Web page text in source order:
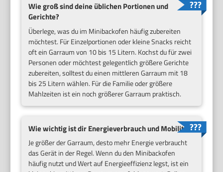
Wie groß sind deine üblichen Portionen und
Gerichte?
Überlege, was du im Minibackofen häufig zubereiten
möchtest. Für Einzelportionen oder kleine Snacks reicht
oft ein Garraum von 10 bis 15 Litern. Kochst du für zwei
Personen oder möchtest gelegentlich größere Gerichte
zubereiten, solltest du einen mittleren Garraum mit 18
bis 25 Litern wählen. Für die Familie oder größere
Mahlzeiten ist ein noch größerer Garraum praktisch.
Wie wichtig ist dir Energieverbrauch und Mobilität?
Je größer der Garraum, desto mehr Energie verbraucht
das Gerät in der Regel. Wenn du den Minibackofen
häufig nutzt und Wert auf Energieeffizienz legst, ist ein